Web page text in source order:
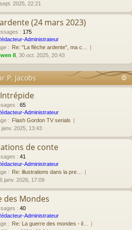
sept. 2025, 22:21
(24 mars 2023)
: 175
Administrateur
: Re: "La flèche ardente", ma c…
II , 30 oct. 2025, 20:43
P. Jacobs
: 65
Administrateur
: Flash Gordon TV serials
janv. 2025, 13:43
de conte
: 41
Administrateur
: Re: illustrations dans la pre…
janv. 2026, 17:09
des Mondes
: 40
Administrateur
: Re: La guerre des mondes - il…